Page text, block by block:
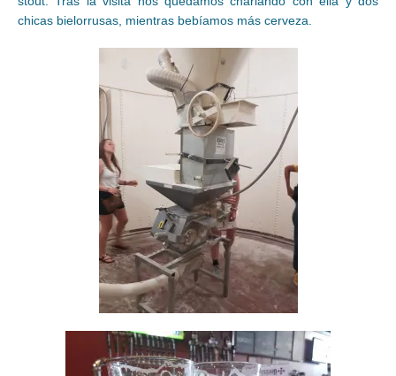
chicas bielorrusas, mientras bebíamos más cerveza.